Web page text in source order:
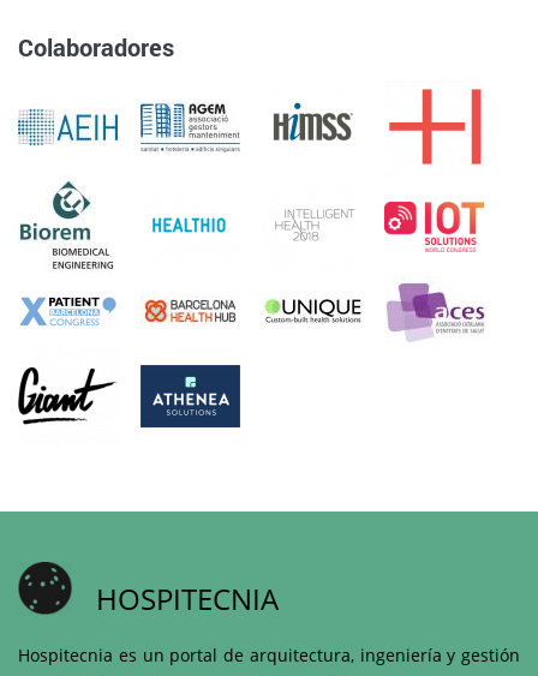
Colaboradores
HOSPITECNIA
Hospitecnia es un portal de arquitectura, ingeniería y gestión